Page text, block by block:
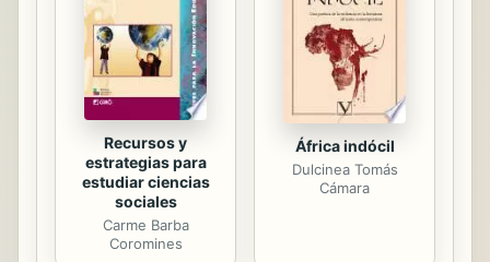
Recursos y
estrategias para
estudiar ciencias
sociales
Carme Barba
Coromines
África indócil
Dulcinea Tomás
Cámara